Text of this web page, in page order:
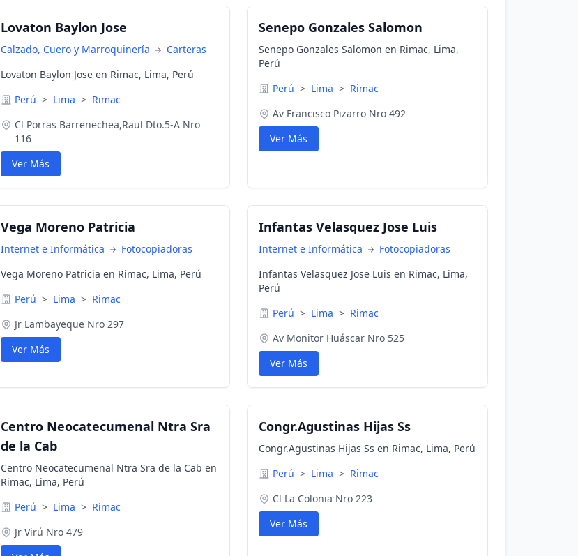
Lovaton Baylon Jose
Calzado, Cuero y Marroquinería
Carteras
Lovaton Baylon Jose en Rimac, Lima, Perú
Perú > Lima > Rimac
Cl Porras Barrenechea,Raul Dto.5-A Nro
116
Ver Más
Senepo Gonzales Salomon
Senepo Gonzales Salomon en Rimac, Lima,
Perú
Perú > Lima > Rimac
Av Francisco Pizarro Nro 492
Ver Más
Vega Moreno Patricia
Internet e Informática
Fotocopiadoras
Vega Moreno Patricia en Rimac, Lima, Perú
Perú > Lima > Rimac
Jr Lambayeque Nro 297
Ver Más
Infantas Velasquez Jose Luis
Internet e Informática
Fotocopiadoras
Infantas Velasquez Jose Luis en Rimac, Lima,
Perú
Perú > Lima > Rimac
Av Monitor Huáscar Nro 525
Ver Más
Centro Neocatecumenal Ntra Sra
de la Cab
Centro Neocatecumenal Ntra Sra de la Cab en
Rimac, Lima, Perú
Perú > Lima > Rimac
Jr Virú Nro 479
Congr.Agustinas Hijas Ss
Congr.Agustinas Hijas Ss en Rimac, Lima, Perú
Perú > Lima > Rimac
Cl La Colonia Nro 223
Ver Más